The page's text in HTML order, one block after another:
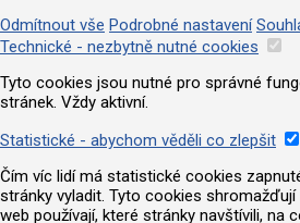
Odmítnout vše Podrobné nastavení
Technické - nezbytně nutné cookies
Tyto cookies jsou nutné pro správné
stránek. Vždy aktivní.
Statistické - abychom věděli co zlepšit
Čím víc lidí má statistické cookies
stránky vyladit. Tyto cookies
web používají, které stránky navštívili, na